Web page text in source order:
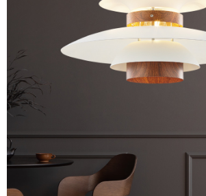
４．使用「AFTEE先享後付」時，將依據個別帳號
時審查核予不同之上限額度；若仍有額度不足之情
請求用戶進行身份認證。
５．嚴禁一人註冊多個帳號或使用他人資訊註冊。
恩沛科技股份有限公司將有權停止該用戶之使用額度